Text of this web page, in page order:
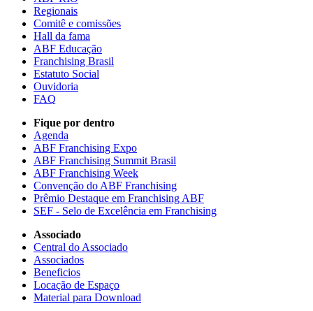
Regionais
Comitê e comissões
Hall da fama
ABF Educação
Franchising Brasil
Estatuto Social
Ouvidoria
FAQ
Fique por dentro
Agenda
ABF Franchising Expo
ABF Franchising Summit Brasil
ABF Franchising Week
Convenção do ABF Franchising
Prêmio Destaque em Franchising ABF
SEF - Selo de Excelência em Franchising
Associado
Central do Associado
Associados
Beneficios
Locação de Espaço
Material para Download